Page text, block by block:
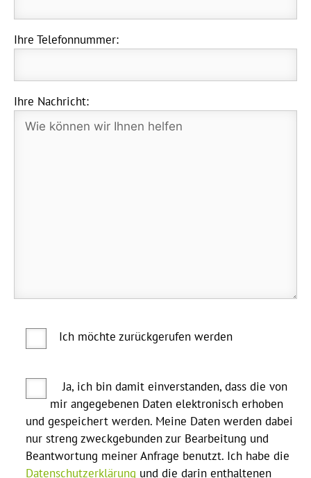
Ihre Telefonnummer:
Ihre Nachricht:
Ich möchte zurückgerufen werden
Ja, ich bin damit einverstanden, dass die von
mir angegebenen Daten elektronisch erhoben
und gespeichert werden. Meine Daten werden dabei
nur streng zweckgebunden zur Bearbeitung und
Beantwortung meiner Anfrage benutzt. Ich habe die
Datenschutzerklärung und die darin enthaltenen